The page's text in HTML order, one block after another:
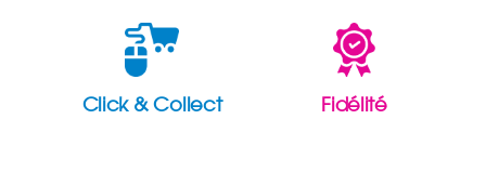
Click & Collect Fidélité